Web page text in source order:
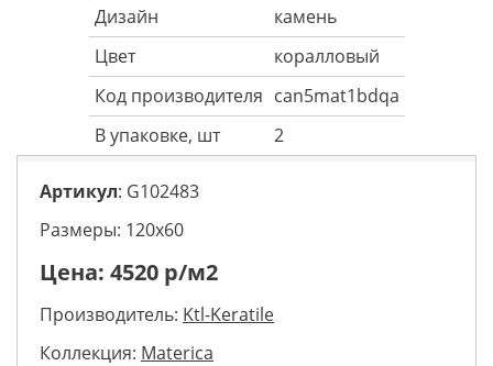
Дизайн
камень
Цвет
коралловый
Код производителя can5mat1bdqa
В упаковке, шт
2
Артикул: G102483
Размеры: 120х60
Цена: 4520 р/м2
Производитель: Ktl-Keratile
Коллекция: Materica